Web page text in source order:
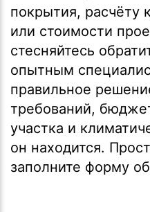
покрытия, расчёту
или стоимости
стесняйтесь
опытным
правильное
требований,
участка и
он находится.
заполните форму